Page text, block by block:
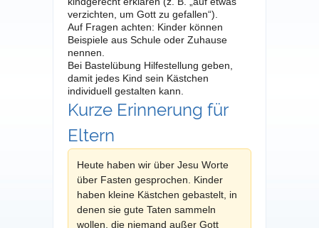
verzichten, um Gott zu gefallen“).
Auf Fragen achten: Kinder können
Beispiele aus Schule oder Zuhause
nennen.
Bei Bastelübung Hilfestellung geben,
damit jedes Kind sein Kästchen
individuell gestalten kann.
Kurze Erinnerung für
Eltern
Heute haben wir über Jesu Worte
über Fasten gesprochen. Kinder
haben kleine Kästchen gebastelt, in
denen sie gute Taten sammeln
wollen, die niemand außer Gott